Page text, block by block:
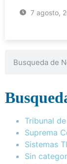
7 agosto,
Tribunal
Suprema
Sistemas TI
Sin